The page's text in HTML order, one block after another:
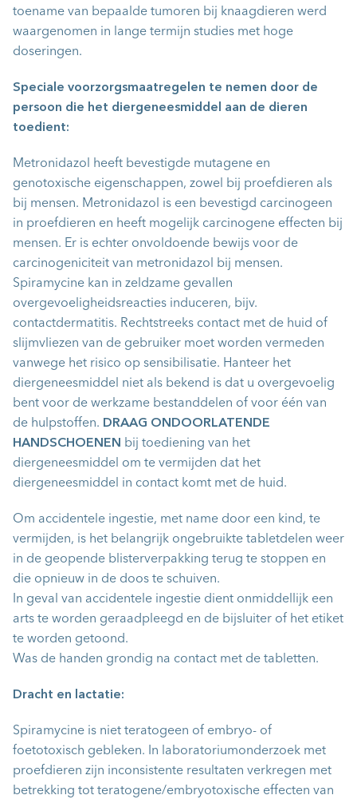
toename van bepaalde tumoren bij knaagdieren werd
waargenomen in lange termijn studies met hoge
doseringen.
Speciale voorzorgsmaatregelen te nemen door de
persoon die het diergeneesmiddel aan de dieren
toedient:
Metronidazol heeft bevestigde mutagene en
genotoxische eigenschappen, zowel bij proefdieren als
bij mensen. Metronidazol is een bevestigd carcinogeen
in proefdieren en heeft mogelijk carcinogene effecten bij
mensen. Er is echter onvoldoende bewijs voor de
carcinogeniciteit van metronidazol bij mensen.
Spiramycine kan in zeldzame gevallen
overgevoeligheidsreacties induceren, bijv.
contactdermatitis. Rechtstreeks contact met de huid of
slijmvliezen van de gebruiker moet worden vermeden
vanwege het risico op sensibilisatie. Hanteer het
diergeneesmiddel niet als bekend is dat u overgevoelig
bent voor de werkzame bestanddelen of voor één van
de hulpstoffen. DRAAG ONDOORLATENDE
HANDSCHOENEN bij toediening van het
diergeneesmiddel om te vermijden dat het
diergeneesmiddel in contact komt met de huid.
Om accidentele ingestie, met name door een kind, te
vermijden, is het belangrijk ongebruikte tabletdelen weer
in de geopende blisterverpakking terug te stoppen en
die opnieuw in de doos te schuiven.
In geval van accidentele ingestie dient onmiddellijk een
arts te worden geraadpleegd en de bijsluiter of het etiket
te worden getoond.
Was de handen grondig na contact met de tabletten.
Dracht en lactatie:
Spiramycine is niet teratogeen of embryo- of
foetotoxisch gebleken. In laboratoriumonderzoek met
proefdieren zijn inconsistente resultaten verkregen met
betrekking tot teratogene/embryotoxische effecten van